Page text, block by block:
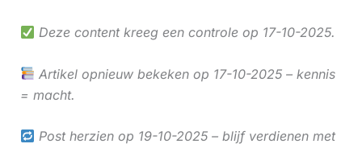
Deze content kreeg een controle op 17-10-2025.
Artikel opnieuw bekeken op 17-10-2025 – kennis
= macht.
Post herzien op 19-10-2025 – blijf verdienen met